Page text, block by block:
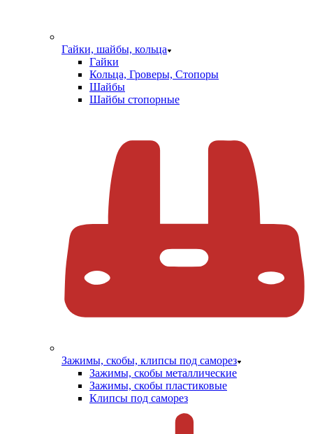
Гайки, шайбы, кольца
Гайки
Кольца, Гроверы, Стопоры
Шайбы
Шайбы стопорные
Зажимы, скобы, клипсы под саморез
Зажимы, скобы металлические
Зажимы, скобы пластиковые
Клипсы под саморез